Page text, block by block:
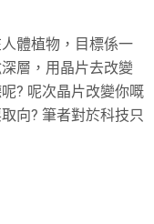
體植物，目標係一
層，用晶片去改變
? 呢次晶片改變你嘅
向? 筆者對於科技只